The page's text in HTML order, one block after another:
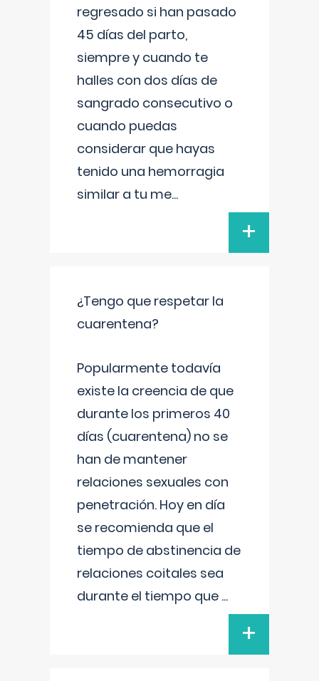
regresado si han pasado
45 días del parto,
siempre y cuando te
halles con dos días de
sangrado consecutivo o
cuando puedas
considerar que hayas
tenido una hemorragia
similar a tu me...
+
¿Tengo que respetar la
cuarentena?
Popularmente todavía
existe la creencia de que
durante los primeros 40
días (cuarentena) no se
han de mantener
relaciones sexuales con
penetración. Hoy en día
se recomienda que el
tiempo de abstinencia de
relaciones coitales sea
durante el tiempo que ...
+